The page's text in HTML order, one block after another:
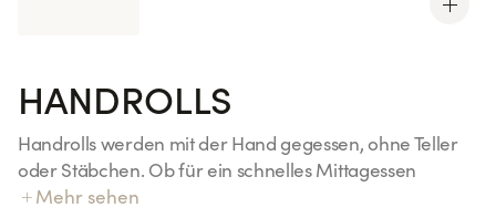
HANDROLLS
Handrolls werden mit der Hand gegessen, ohne Teller
oder Stäbchen. Ob für ein schnelles Mittagessen
zwischen zwei Meetings, ein Abendessen zum
Mehr sehen